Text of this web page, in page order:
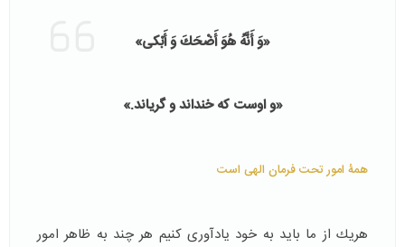
«وَ أَنَّهُ هُوَ أَضْحَكَ وَ أَبْكى‏»
«و اوست كه خنداند و گرياند.»
همۀ امور تحت فرمان الهی است
هريك از ما بايد به خود يادآوری كنيم هر چند به ظاهر امور